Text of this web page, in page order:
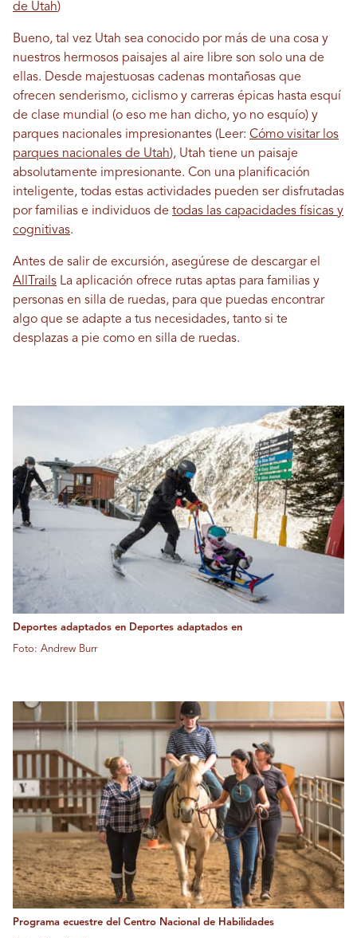
de Utah)
Bueno, tal vez Utah sea conocido por más de una cosa y
nuestros hermosos paisajes al aire libre son solo una de
ellas. Desde majestuosas cadenas montañosas que
ofrecen senderismo, ciclismo y carreras épicas hasta esquí
de clase mundial (o eso me han dicho, yo no esquío) y
parques nacionales impresionantes (Leer: Cómo visitar los
parques nacionales de Utah), Utah tiene un paisaje
absolutamente impresionante. Con una planificación
inteligente, todas estas actividades pueden ser disfrutadas
por familias e individuos de todas las capacidades físicas y
cognitivas.
Antes de salir de excursión, asegúrese de descargar el
AllTrails La aplicación ofrece rutas aptas para familias y
personas en silla de ruedas, para que puedas encontrar
algo que se adapte a tus necesidades, tanto si te
desplazas a pie como en silla de ruedas.
Deportes adaptados en Deportes adaptados en
Foto: Andrew Burr
Programa ecuestre del Centro Nacional de Habilidades